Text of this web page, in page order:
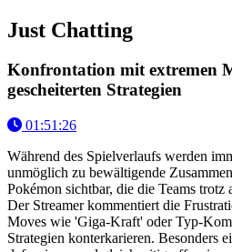
Just Chatting
Konfrontation mit extremen
gescheiterten Strategien
01:51:26
Während des Spielverlaufs werden
unmöglich zu bewältigende
Pokémon sichtbar, die die Teams trotz
Der Streamer kommentiert die
Moves wie 'Giga-Kraft' oder Typ-
Strategien konterkarieren. Besonders